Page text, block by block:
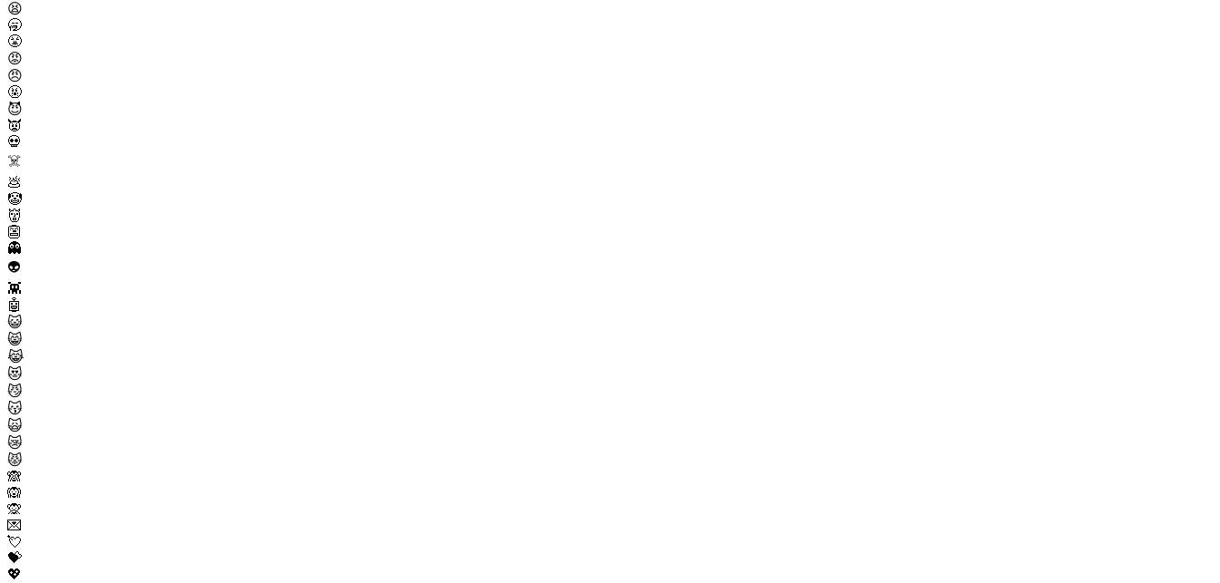
😫
🥱
😤
😡
😠
🤬
😈
👿
💀
☠️
💩
🤡
👹
👺
👻
👽
👾
🤖
😺
😸
😹
😻
😼
😽
🙀
😿
😾
🙈
🙉
🙊
💌
💘
💝
💖